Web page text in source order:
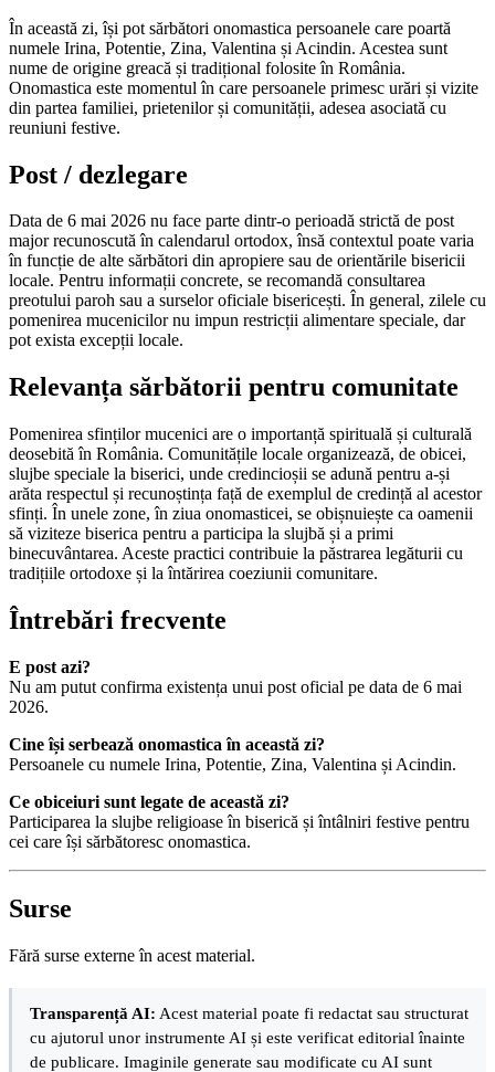
În această zi, își pot sărbători onomastica persoanele care poartă
numele Irina, Potentie, Zina, Valentina și Acindin. Acestea sunt
nume de origine greacă și tradițional folosite în România.
Onomastica este momentul în care persoanele primesc urări și vizite
din partea familiei, prietenilor și comunității, adesea asociată cu
reuniuni festive.
Post / dezlegare
Data de 6 mai 2026 nu face parte dintr-o perioadă strictă de post
major recunoscută în calendarul ortodox, însă contextul poate varia
în funcție de alte sărbători din apropiere sau de orientările bisericii
locale. Pentru informații concrete, se recomandă consultarea
preotului paroh sau a surselor oficiale bisericești. În general, zilele cu
pomenirea mucenicilor nu impun restricții alimentare speciale, dar
pot exista excepții locale.
Relevanța sărbătorii pentru comunitate
Pomenirea sfinților mucenici are o importanță spirituală și culturală
deosebită în România. Comunitățile locale organizează, de obicei,
slujbe speciale la biserici, unde credincioșii se adună pentru a-și
arăta respectul și recunoștința față de exemplul de credință al acestor
sfinți. În unele zone, în ziua onomasticei, se obișnuiește ca oamenii
să viziteze biserica pentru a participa la slujbă și a primi
binecuvântarea. Aceste practici contribuie la păstrarea legăturii cu
tradițiile ortodoxe și la întărirea coeziunii comunitare.
Întrebări frecvente
E post azi?
Nu am putut confirma existența unui post oficial pe data de 6 mai
2026.
Cine își serbează onomastica în această zi?
Persoanele cu numele Irina, Potentie, Zina, Valentina și Acindin.
Ce obiceiuri sunt legate de această zi?
Participarea la slujbe religioase în biserică și întâlniri festive pentru
cei care își sărbătoresc onomastica.
Surse
Fără surse externe în acest material.
Transparență AI: Acest material poate fi redactat sau structurat
cu ajutorul unor instrumente AI și este verificat editorial înainte
de publicare. Imaginile generate sau modificate cu AI sunt